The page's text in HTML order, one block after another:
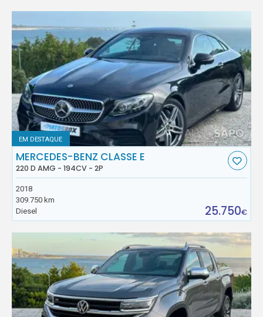
EM DESTAQUE
MERCEDES-BENZ CLASSE E
220 D AMG - 194CV - 2P
2018
309.750 km
Diesel
25.750€